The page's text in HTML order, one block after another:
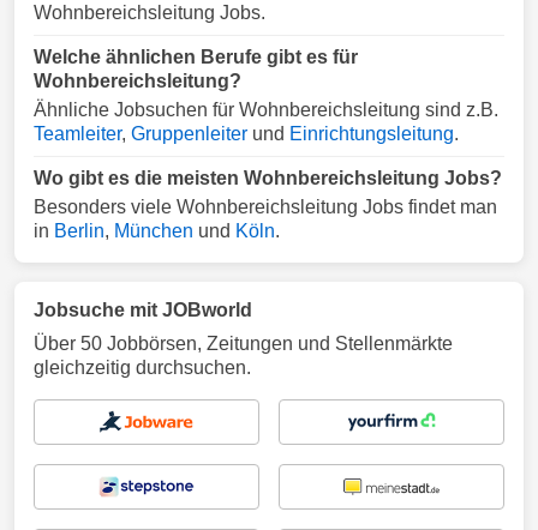
Wohnbereichsleitung Jobs.
Welche ähnlichen Berufe gibt es für
Wohnbereichsleitung?
Ähnliche Jobsuchen für Wohnbereichsleitung sind z.B.
Teamleiter, Gruppenleiter und Einrichtungsleitung.
Wo gibt es die meisten Wohnbereichsleitung Jobs?
Besonders viele Wohnbereichsleitung Jobs findet man
in Berlin, München und Köln.
Jobsuche mit JOBworld
Über 50 Jobbörsen, Zeitungen und Stellenmärkte
gleichzeitig durchsuchen.